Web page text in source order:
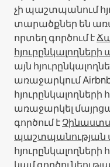
չի պաշտպանում
տարածքներ են
որտեղ գործում է
այն
առաջարկում Airbnb
առաջարկել
գործում է
պաշտպանության